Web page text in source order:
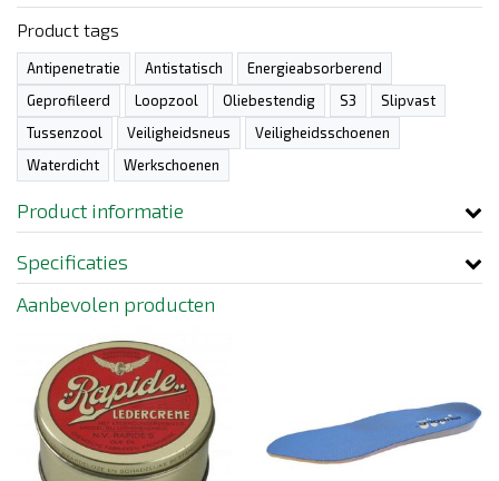
Product tags
Antipenetratie Antistatisch
Energieabsorberend
Geprofileerd
Loopzool Oliebestendig S3
Slipvast
Tussenzool
Veiligheidsneus
Veiligheidsschoenen
Waterdicht
Werkschoenen
Product informatie
Specificaties
Aanbevolen producten